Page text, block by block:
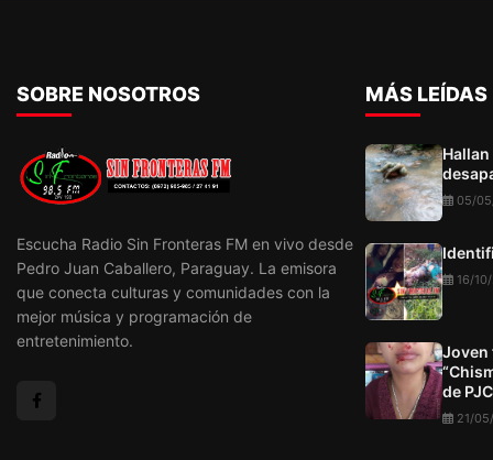
SOBRE NOSOTROS
Escucha Radio Sin Fronteras FM en vivo desde
Pedro Juan Caballero, Paraguay. La emisora
que conecta culturas y comunidades con la
mejor música y programación de
entretenimiento.
MÁS LEÍDAS
05/
16/
Joven
de PJC
21/